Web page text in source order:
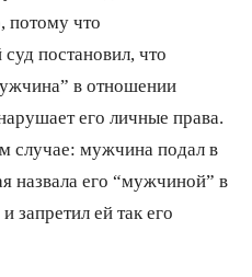
потому что
постановил, что
в отношении
его личные права.
случае: мужчина подал в
назвала его “мужчиной” в
запретил ей так его